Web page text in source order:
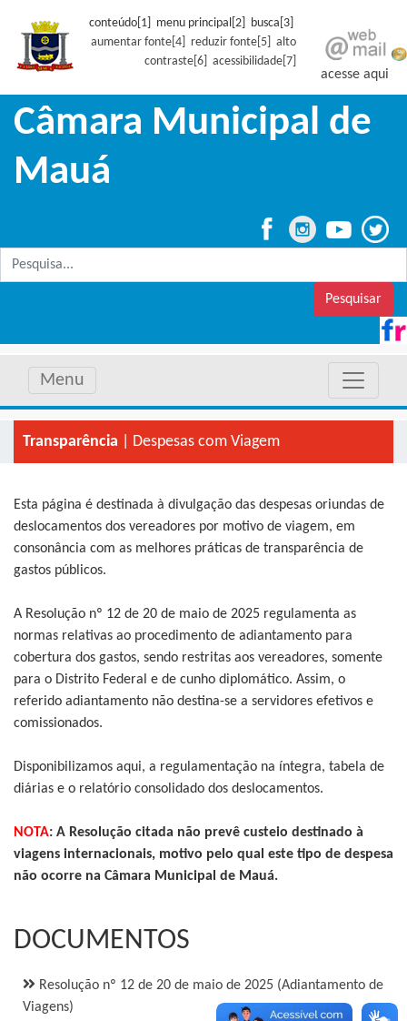
conteúdo[1] menu principal[2] busca[3]
aumentar fonte[4]
reduzir fonte[5]
alto
contraste[6]
acessibilidade[7]
acesse aqui
Câmara Municipal de
Mauá
Pesquisar
Menu
Transparência | Despesas com Viagem
Esta página é destinada à divulgação das despesas oriundas de
deslocamentos dos vereadores por motivo de viagem, em
consonância com as melhores práticas de transparência de
gastos públicos.
A Resolução nº 12 de 20 de maio de 2025 regulamenta as
normas relativas ao procedimento de adiantamento para
cobertura dos gastos, sendo restritas aos vereadores, somente
para o Distrito Federal e de cunho diplomático. Assim, o
referido adiantamento não destina-se a servidores efetivos e
comissionados.
Disponibilizamos aqui, a regulamentação na íntegra, tabela de
diárias e o relatório consolidado dos deslocamentos.
NOTA: A Resolução citada não prevê custeio destinado à
viagens internacionais, motivo pelo qual este tipo de despesa
não ocorre na Câmara Municipal de Mauá.
DOCUMENTOS
Resolução nº 12 de 20 de maio de 2025 (Adiantamento de
Viagens)